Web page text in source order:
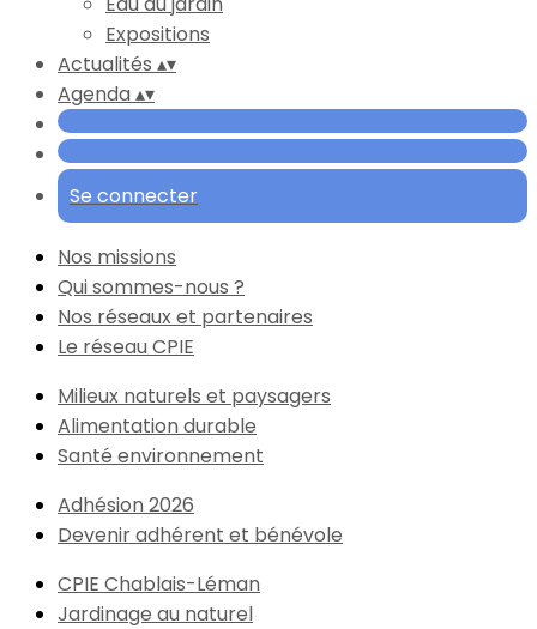
Expositions
Actualités ▴▾
Agenda▴▾
Se connecter
Nos missions
Qui sommes-nous ?
Nos réseaux et partenaires
Le réseau CPIE
Milieux naturels et paysagers
Alimentation durable
Santé environnement
Adhésion 2026
Devenir adhérent et bénévole
CPIE Chablais-Léman
Jardinage au naturel